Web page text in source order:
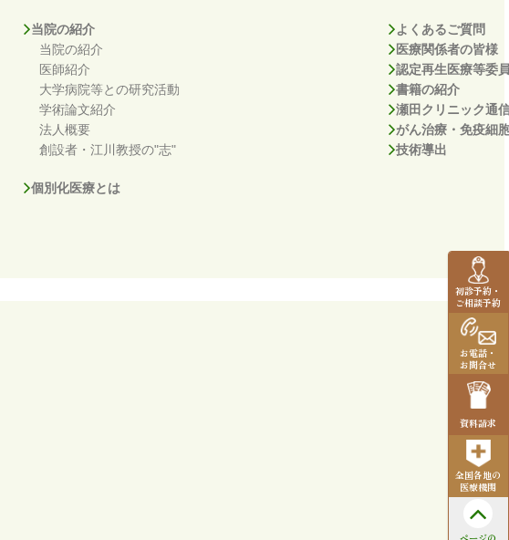
当院の紹介
当院の紹介
医師紹介
大学病院等との研究活動
学術論文紹介
法人概要
創設者・江川教授の"志"
個別化医療とは
よくあるご質問
医療関係者の皆様
認定再生医療等委
書籍の紹介
瀬田クリニック通
がん治療・免疫細
技術導出
初診予約・
ご相談予約
お電話・
お問合せ
資料請求
全国各地の
医療機関